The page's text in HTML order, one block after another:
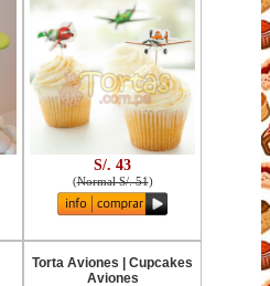
S/. 43
(Normal S/. 51)
Torta Aviones | Cupcakes
Aviones